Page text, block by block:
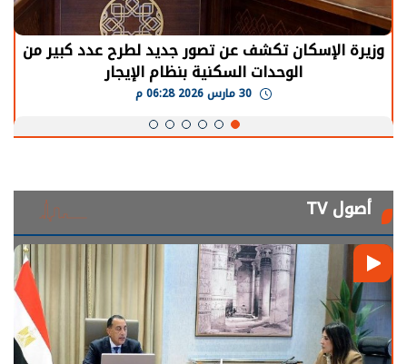
وزيرة الإسكان تكشف عن تصور جديد لطرح عدد كبير من
الوحدات السكنية بنظام الإيجار
أصول TV